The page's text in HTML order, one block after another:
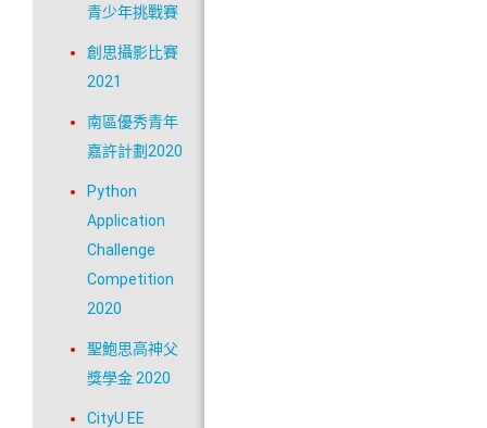
青少年挑戰賽
創思攝影比賽
2021
南區優秀青年
嘉許計劃2020
Python
Application
Challenge
Competition
2020
聖鮑思高神父
獎學金 2020
CityU EE